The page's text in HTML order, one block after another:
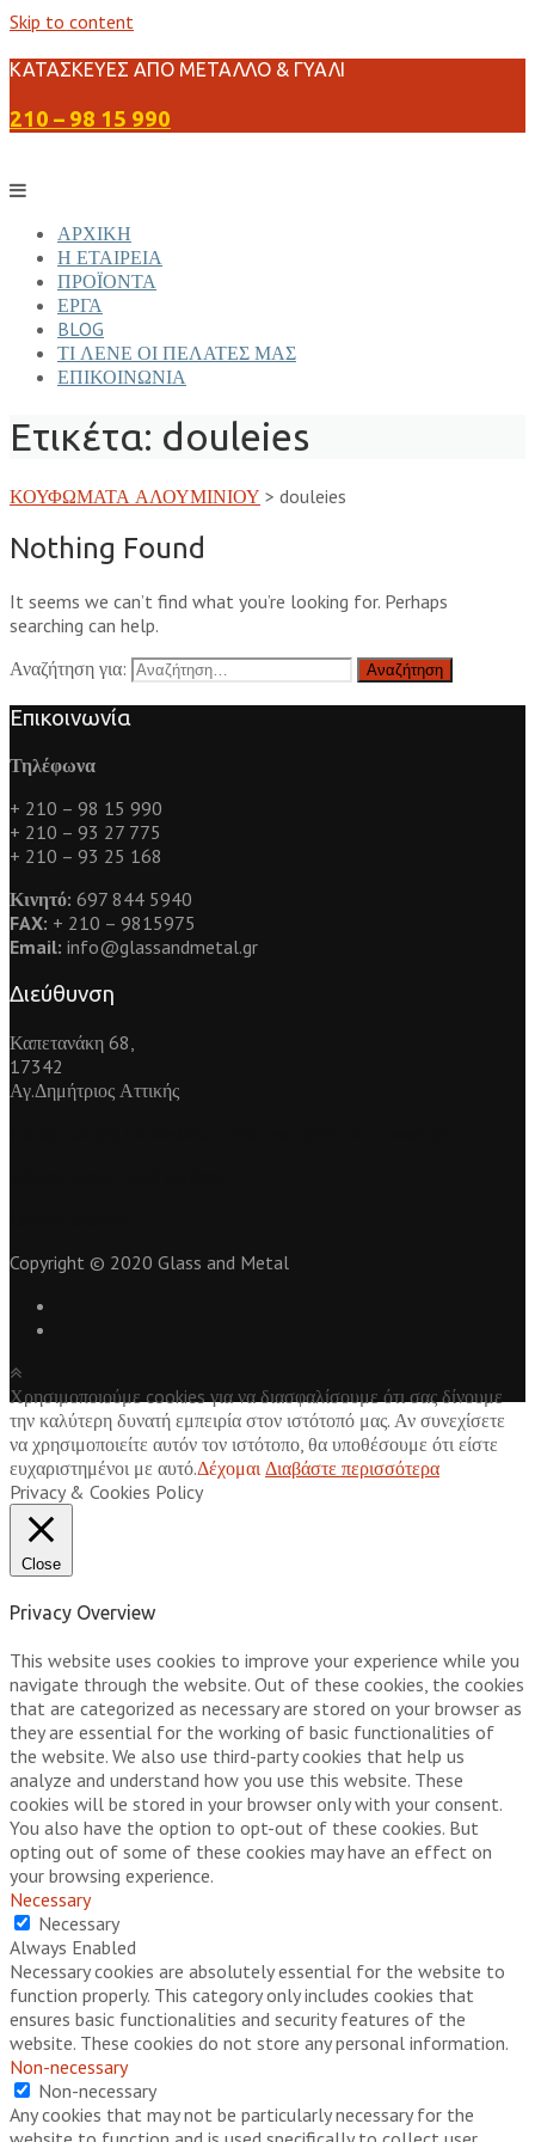
Skip to content
ΚΑΤΑΣΚΕΥΕΣ ΑΠΟ ΜΕΤΑΛΛΟ & ΓΥΑΛΙ
210 – 98 15 990
ΑΡΧΙΚΗ
Η ΕΤΑΙΡΕΙΑ
ΠΡΟΪΟΝΤΑ
ΕΡΓΑ
BLOG
ΤΙ ΛΕΝΕ ΟΙ ΠΕΛΑΤΕΣ ΜΑΣ
ΕΠΙΚΟΙΝΩΝΙΑ
Ετικέτα: douleies
ΚΟΥΦΩΜΑΤΑ ΑΛΟΥΜΙΝΙΟΥ > douleies
Nothing Found
It seems we can’t find what you’re looking for. Perhaps
searching can help.
Αναζήτηση για:
Επικοινωνία
Τηλέφωνα
+ 210 – 98 15 990
+ 210 – 93 27 775
+ 210 – 93 25 168
Κινητό: 697 844 5940
FAX: + 210 – 9815975
Email: info@glassandmetal.gr
Διεύθυνση
Καπετανάκη 68,
17342
Αγ.Δημήτριος Αττικής
Copyright © 2020 Glass and Metal
Χρησιμοποιούμε cookies για να διασφαλίσουμε ότι σας δίνουμε
την καλύτερη δυνατή εμπειρία στον ιστότοπό μας. Αν συνεχίσετε
να χρησιμοποιείτε αυτόν τον ιστότοπο, θα υποθέσουμε ότι είστε
ευχαριστημένοι με αυτό.Δέχομαι Διαβάστε περισσότερα
Privacy & Cookies Policy
Close
Privacy Overview
This website uses cookies to improve your experience while you
navigate through the website. Out of these cookies, the cookies
that are categorized as necessary are stored on your browser as
they are essential for the working of basic functionalities of
the website. We also use third-party cookies that help us
analyze and understand how you use this website. These
cookies will be stored in your browser only with your consent.
You also have the option to opt-out of these cookies. But
opting out of some of these cookies may have an effect on
your browsing experience.
Necessary
Necessary
Always Enabled
Necessary cookies are absolutely essential for the website to
function properly. This category only includes cookies that
ensures basic functionalities and security features of the
website. These cookies do not store any personal information.
Non-necessary
Non-necessary
Any cookies that may not be particularly necessary for the